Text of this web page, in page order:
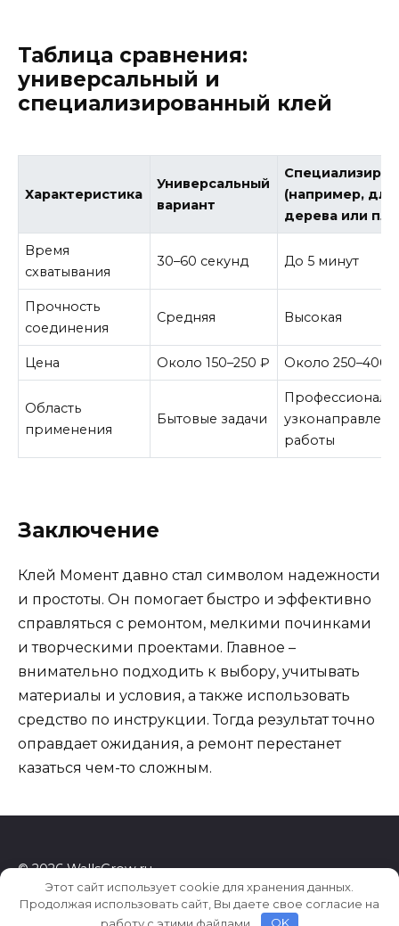
Таблица сравнения:
универсальный и
специализированный клей
Характеристика
Универсальный
вариант
(например, для
дерева или
Время
схватывания
30–60 секунд До 5 минут
Прочность
соединения
Средняя Высокая
Цена Около 150–250 ₽ Около 250–400
Область
применения
Бытовые задачи
работы
Заключение
Клей Момент давно стал символом надежности
и простоты. Он помогает быстро и эффективно
справляться с ремонтом, мелкими починками
и творческими проектами. Главное –
внимательно подходить к выбору, учитывать
материалы и условия, а также использовать
средство по инструкции. Тогда результат точно
оправдает ожидания, а ремонт перестанет
казаться чем-то сложным.
© 2026 WallsGrow.ru
Этот сайт использует cookie для хранения данных.
Продолжая использовать сайт, Вы даете свое согласие на
работу с этими файлами.
OK